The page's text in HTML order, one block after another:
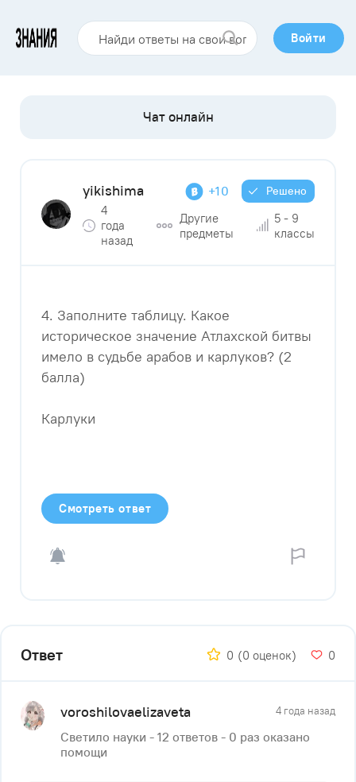
Войти
yikishima +10 Решено
4
года
назад
Другие
предметы
5 - 9
классы
4. Заполните таблицу. Какое
историческое значение Атлахской битвы
имело в судьбе арабов и карлуков? (2
балла)
Карлуки
Смотреть ответ
Ответ 0 (0 оценок) 0
voroshilovaelizaveta 4 года назад
Светило науки - 12 ответов - 0 раз оказано
помощи